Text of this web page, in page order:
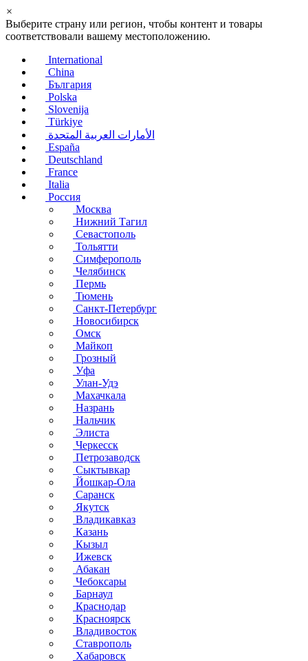
×
Выберите страну или регион, чтобы контент и товары
соответствовали вашему местоположению.
International
China
България
Polska
Slovenija
Türkiye
الأمارات العربية المتحدة
España
Deutschland
France
Italia
Россия
Москва
Нижний Тагил
Севастополь
Тольятти
Симферополь
Челябинск
Пермь
Тюмень
Санкт-Петербург
Новосибирск
Омск
Майкоп
Грозный
Уфа
Улан-Удэ
Махачкала
Назрань
Нальчик
Элиста
Черкесск
Петрозаводск
Сыктывкар
Йошкар-Ола
Саранск
Якутск
Владикавказ
Казань
Кызыл
Ижевск
Абакан
Чебоксары
Барнаул
Краснодар
Красноярск
Владивосток
Ставрополь
Хабаровск